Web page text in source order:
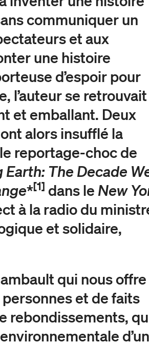
communiquer un
et aux
une histoire
d’espoir pour
l’auteur se retrouvait
et emballant. Deux
alors insufflé la
reportage-choc de
Earth: The Decade
*[1] dans le New
à la radio du
et solidaire,
qui nous offre
et de faits
rebondissements,
d’un